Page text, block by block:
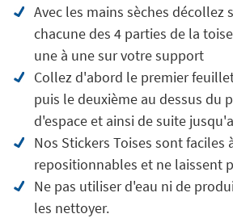
Avec les mains sèches décollez
chacune des 4 parties de la
une à une sur votre support
Collez d'abord le premier
puis le deuxième au dessus du
d'espace et ainsi de suite
Nos Stickers Toises sont faciles
repositionnables et ne laissent
Ne pas utiliser d'eau ni de
les nettoyer.